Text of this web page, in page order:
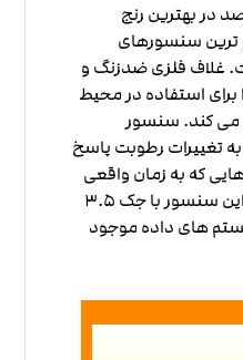
با دقت ±3 درصد در بهترین رنج
ترین سنسورهای
غلاف فلزی ضدزنگ و
برای استفاده در محیط
کند. سنسور
تغییرات رطوبت پاسخ
که به زمان واقعی
نیاز دارند مناسب می کند.این سنسور با جک 3.5
های داده موجود